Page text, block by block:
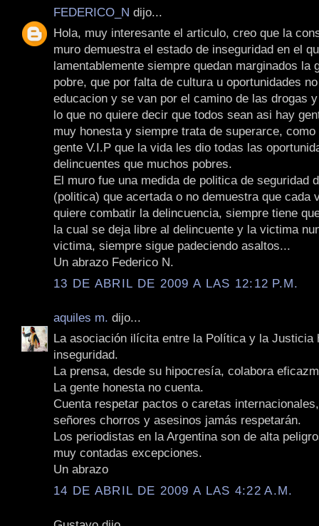
FEDERICO_N dijo...
Hola, muy interesante el articulo, creo que la
muro demuestra el estado de inseguridad en el
lamentablemente siempre quedan marginados la
pobre, que por falta de cultura u oportunidades
educacion y se van por el camino de las drogas
lo que no quiere decir que todos sean asi hay
muy honesta y siempre trata de superarce, como
gente V.I.P que la vida les dio todas las
delincuentes que muchos pobres.
El muro fue una medida de politica de seguridad
(politica) que acertada o no demuestra que cada
quiere combatir la delincuencia, siempre tiene
la cual se deja libre al delincuente y la victima
victima, siempre sigue padeciendo asaltos...
Un abrazo Federico N.
13 DE ABRIL DE 2009 A LAS 12:12 P.M.
aquiles m. dijo...
La asociación ilícita entre la Política y la Justicia
inseguridad.
La prensa, desde su hipocresía, colabora
La gente honesta no cuenta.
Cuenta respetar pactos o caretas
señores chorros y asesinos jamás respetarán.
Los periodistas en la Argentina son de alta
muy contadas excepciones.
Un abrazo
14 DE ABRIL DE 2009 A LAS 4:22 A.M.